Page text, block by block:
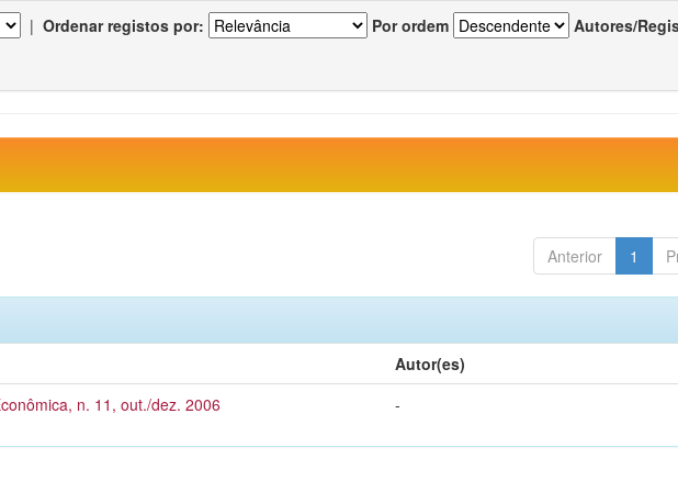
| Ordenar registos por: Por ordem Autores/
Anterior 1
Autor(es)
n. 11, out./dez. 2006 -